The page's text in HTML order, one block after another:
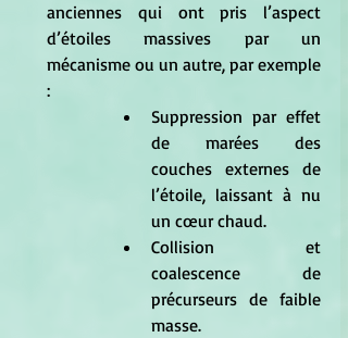
anciennes qui ont pris l’aspect
d’étoiles massives par un
mécanisme ou un autre, par exemple
:
Suppression par effet
de marées des
couches externes de
l’étoile, laissant à nu
un cœur chaud.
Collision et
coalescence de
précurseurs de faible
masse.